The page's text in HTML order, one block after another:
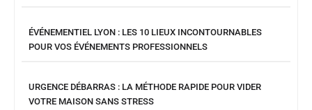
ÉVÉNEMENTIEL LYON : LES 10 LIEUX INCONTOURNABLES
POUR VOS ÉVÉNEMENTS PROFESSIONNELS
URGENCE DÉBARRAS : LA MÉTHODE RAPIDE POUR VIDER
VOTRE MAISON SANS STRESS